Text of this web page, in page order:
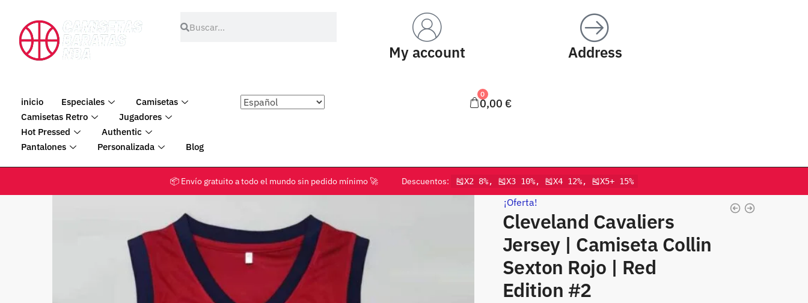
My account Address
inicio Especiales
Camisetas
Camisetas Retro
Jugadores
Hot Pressed
Authentic
Pantalones
Personalizada Blog
0
0,00 €
📦 Envío gratuito a todo el mundo sin pedido mínimo 🚀 Descuentos: 🎽X2 8%, 🎽X3 10%, 🎽X4 12%, 🎽X5+ 15%
¡Oferta!
Cleveland Cavaliers
Jersey | Camiseta Collin
Sexton Rojo | Red
Edition #2